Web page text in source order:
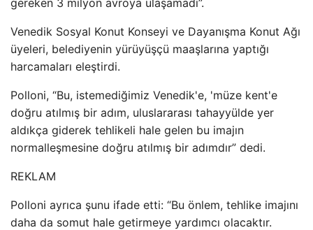
gereken 3 milyon avroya ulaşamadı”.
Venedik Sosyal Konut Konseyi ve Dayanışma Konut Ağı
üyeleri, belediyenin yürüyüşçü maaşlarına yaptığı
harcamaları eleştirdi.
Polloni, “Bu, istemediğimiz Venedik'e, 'müze kent'e
doğru atılmış bir adım, uluslararası tahayyülde yer
aldıkça giderek tehlikeli hale gelen bu imajın
normalleşmesine doğru atılmış bir adımdır” dedi.
REKLAM
Polloni ayrıca şunu ifade etti: “Bu önlem, tehlike imajını
daha da somut hale getirmeye yardımcı olacaktır.